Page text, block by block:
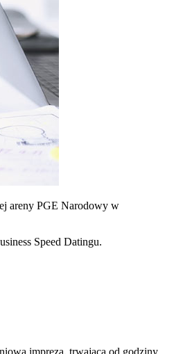
areny PGE Narodowy w
Speed Datingu.
impreza, trwająca od godziny